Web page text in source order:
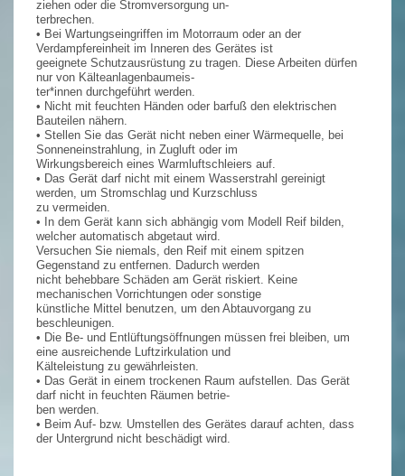
ziehen oder die Stromversorgung un-
terbrechen.
• Bei Wartungseingriffen im Motorraum oder an der
Verdampfereinheit im Inneren des Gerätes ist
geeignete Schutzausrüstung zu tragen. Diese Arbeiten dürfen
nur von Kälteanlagenbaumeis-
ter*innen durchgeführt werden.
• Nicht mit feuchten Händen oder barfuß den elektrischen
Bauteilen nähern.
• Stellen Sie das Gerät nicht neben einer Wärmequelle, bei
Sonneneinstrahlung, in Zugluft oder im
Wirkungsbereich eines Warmluftschleiers auf.
• Das Gerät darf nicht mit einem Wasserstrahl gereinigt
werden, um Stromschlag und Kurzschluss
zu vermeiden.
• In dem Gerät kann sich abhängig vom Modell Reif bilden,
welcher automatisch abgetaut wird.
Versuchen Sie niemals, den Reif mit einem spitzen
Gegenstand zu entfernen. Dadurch werden
nicht behebbare Schäden am Gerät riskiert. Keine
mechanischen Vorrichtungen oder sonstige
künstliche Mittel benutzen, um den Abtauvorgang zu
beschleunigen.
• Die Be- und Entlüftungsöffnungen müssen frei bleiben, um
eine ausreichende Luftzirkulation und
Kälteleistung zu gewährleisten.
• Das Gerät in einem trockenen Raum aufstellen. Das Gerät
darf nicht in feuchten Räumen betrie-
ben werden.
• Beim Auf- bzw. Umstellen des Gerätes darauf achten, dass
der Untergrund nicht beschädigt wird.